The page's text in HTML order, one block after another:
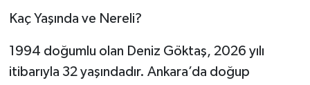
Kaç Yaşında ve Nereli?
1994 doğumlu olan Deniz Göktaş, 2026 yılı
itibarıyla 32 yaşındadır. Ankara’da doğup